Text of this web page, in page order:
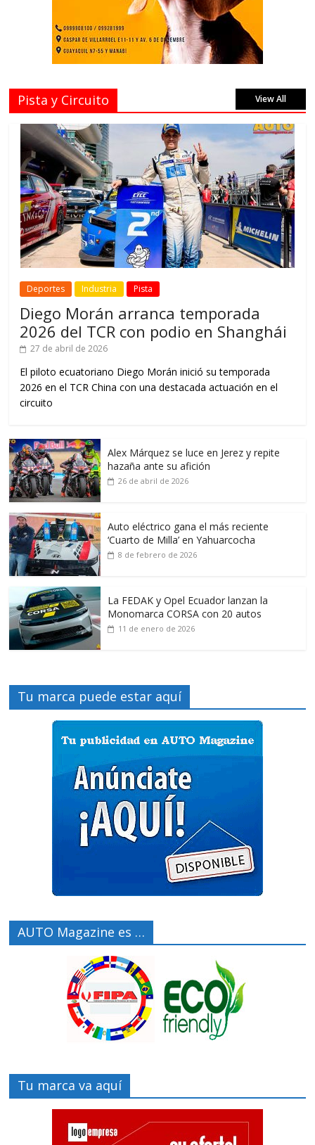
Pista y Circuito View All
Deportes Industria Pista
Diego Morán arranca temporada
2026 del TCR con podio en Shanghái
27 de abril de 2026
El piloto ecuatoriano Diego Morán inició su temporada
2026 en el TCR China con una destacada actuación en el
circuito
Alex Márquez se luce en Jerez y repite
hazaña ante su afición
26 de abril de 2026
Auto eléctrico gana el más reciente
‘Cuarto de Milla’ en Yahuarcocha
8 de febrero de 2026
La FEDAK y Opel Ecuador lanzan la
Monomarca CORSA con 20 autos
11 de enero de 2026
Tu marca puede estar aquí
AUTO Magazine es …
Tu marca va aquí